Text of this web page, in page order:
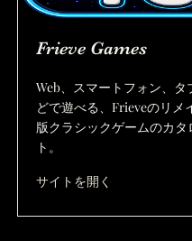
Frieve Games
Web、スマートフォン、タ
どで遊べる、Frieveのリメ
版クラシックゲームのカタ
ト。
サイトを開く